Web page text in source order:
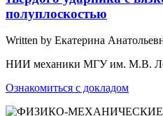
полуплоскостью
Written by Екатерина
НИИ механики МГУ им. М.В.
Ознакомиться с докладом